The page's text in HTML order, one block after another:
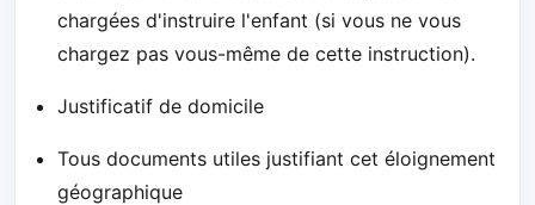
chargées d'instruire l'enfant (si vous ne vous
chargez pas vous-même de cette instruction).
Justificatif de domicile
Tous documents utiles justifiant cet éloignement
géographique